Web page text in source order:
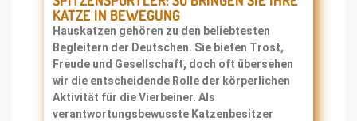
KATZE IN BEWEGUNG
Hauskatzen gehören zu den beliebtesten
Begleitern der Deutschen. Sie bieten Trost,
Freude und Gesellschaft, doch oft übersehen
wir die entscheidende Rolle der körperlichen
Aktivität für die Vierbeiner. Als
verantwortungsbewusste Katzenbesitzer